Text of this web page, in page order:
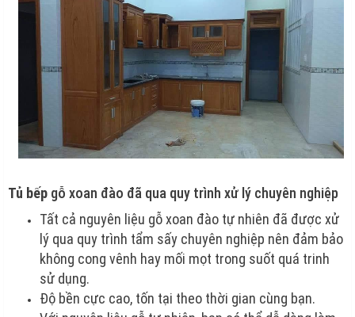
Tủ bếp gỗ xoan đào đã qua quy trình xử lý chuyên nghiệp
Tất cả nguyên liệu gỗ xoan đào tự nhiên đã được xử
lý qua quy trình tẩm sấy chuyên nghiệp nên đảm bảo
không cong vênh hay mối mọt trong suốt quá trinh
sử dụng.
Độ bền cực cao, tốn tại theo thời gian cùng bạn.